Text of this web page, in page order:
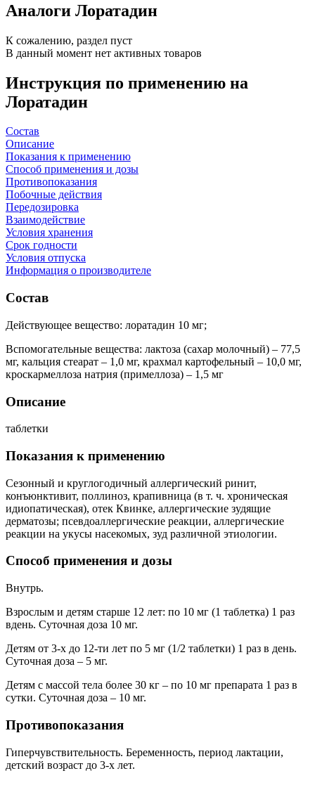
Аналоги Лоратадин
К сожалению, раздел пуст
В данный момент нет активных товаров
Инструкция по применению на
Лоратадин
Состав
Описание
Показания к применению
Cпособ применения и дозы
Противопоказания
Побочные действия
Передозировка
Взаимодействие
Условия хранения
Срок годности
Условия отпуска
Информация о производителе
Состав
Действующее вещество: лоратадин 10 мг;
Вспомогательные вещества: лактоза (сахар молочный) – 77,5
мг, кальция стеарат – 1,0 мг, крахмал картофельный – 10,0 мг,
кроскармеллоза натрия (примеллоза) – 1,5 мг
Описание
таблетки
Показания к применению
Сезонный и круглогодичный аллергический ринит,
конъюнктивит, поллиноз, крапивница (в т. ч. хроническая
идиопатическая), отек Квинке, аллергические зудящие
дерматозы; псевдоаллергические реакции, аллергические
реакции на укусы насекомых, зуд различной этиологии.
Cпособ применения и дозы
Внутрь.
Взрослым и детям старше 12 лет: по 10 мг (1 таблетка) 1 раз
вдень. Суточная доза 10 мг.
Детям от 3-х до 12-ти лет по 5 мг (1/2 таблетки) 1 раз в день.
Суточная доза – 5 мг.
Детям с массой тела более 30 кг – по 10 мг препарата 1 раз в
сутки. Суточная доза – 10 мг.
Противопоказания
Гиперчувствительность. Беременность, период лактации,
детский возраст до 3-х лет.